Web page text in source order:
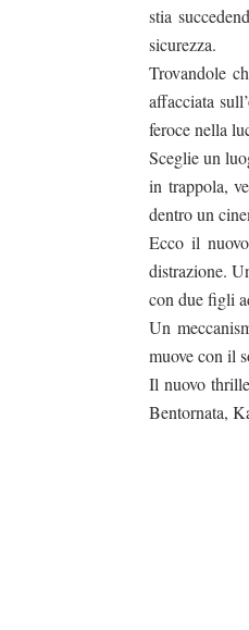
stia
sicurezza.
Trovandole
affacciata
feroce nella
Sceglie un
in trappola,
dentro un
Ecco il
distrazione.
con due figli
Un
muove con il
Il nuovo
Bentornata,